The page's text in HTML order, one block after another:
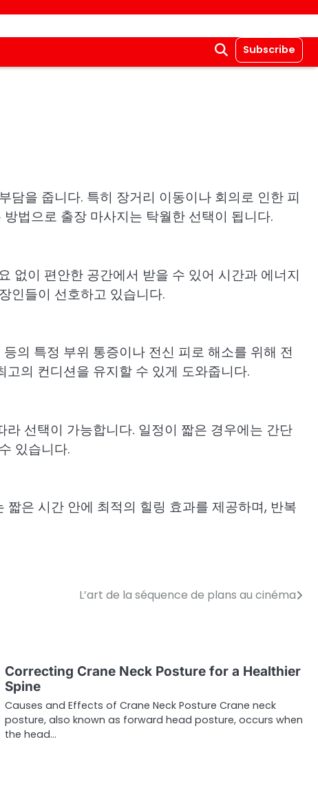
Subscribe
담을 줍니다. 특히 장거리 이동이나 회의로 인한 피
법으로 출장 마사지는 탁월한 선택이 됩니다.
없이 편안한 공간에서 받을 수 있어 시간과 에너지
인들이 선호하고 있습니다.
의 특정 부위 통증이나 전신 피로 해소를 위해 전
의 컨디션을 유지할 수 있게 도와줍니다.
선택이 가능합니다. 일정이 짧은 경우에는 간단
있습니다.
은 시간 안에 최적의 힐링 효과를 제공하며, 반복
L’art de la séquence de plans au cinéma
Correcting Crane Neck Posture for a Healthier
Spine
Causes and Effects of Crane Neck Posture Crane neck
posture, also known as forward head posture, occurs when
the head…